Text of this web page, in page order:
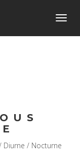
Diurne / Nocturne